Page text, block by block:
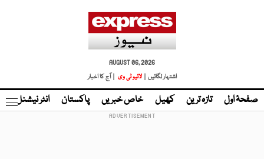
AUGUST 06, 2026
اشتہار لگائیں |
لائیو ٹی وی | آج کا اخبار
صفحۂ اول تازہ ترین کھیل خاص خبریں پاکستان انٹر نیشنل